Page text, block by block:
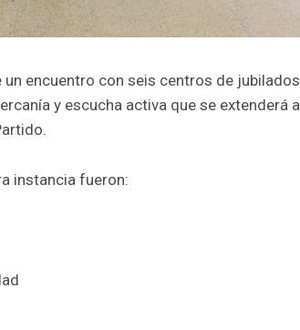
encuentro con seis centros de jubilados
y escucha activa que se extenderá a
instancia fueron: